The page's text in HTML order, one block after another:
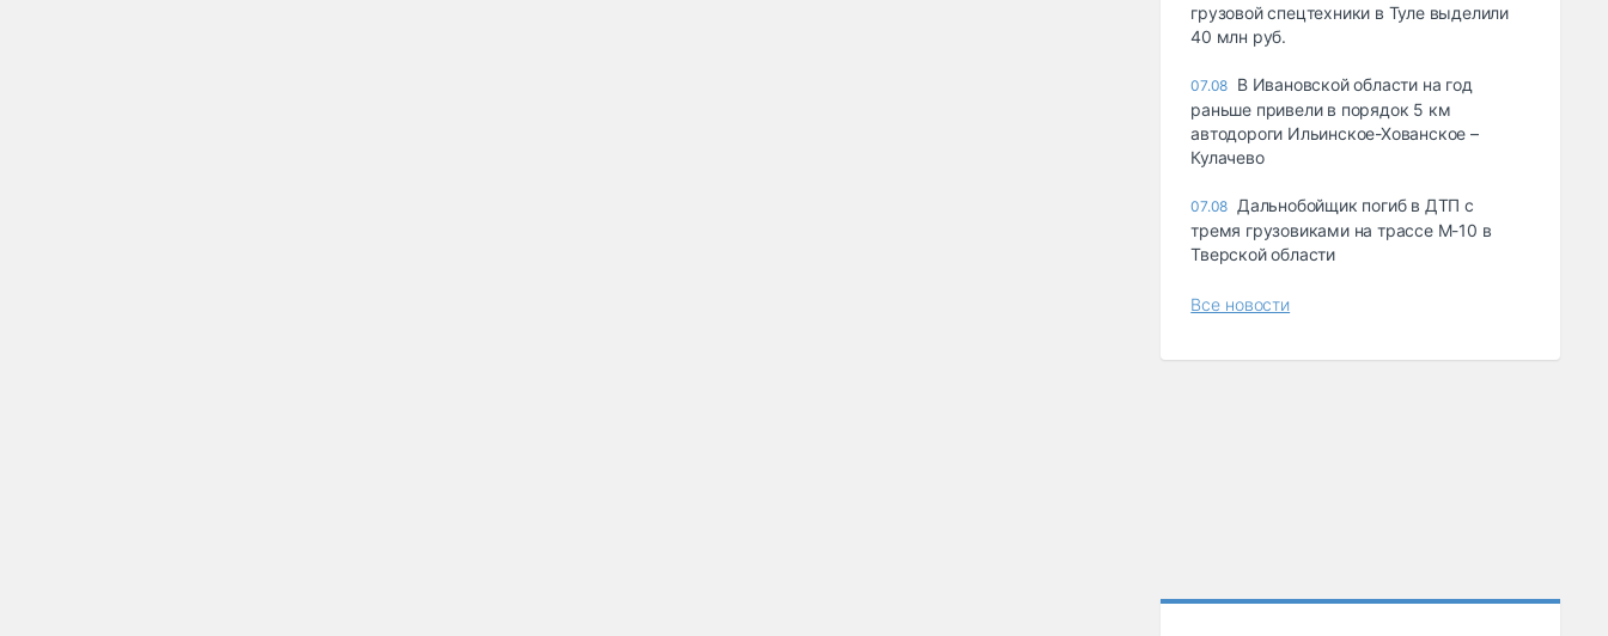
грузовой спецтехники в Туле выделили
40 млн руб.
07.08 В Ивановской области на год
раньше привели в порядок 5 км
автодороги Ильинское-Хованское –
Кулачево
07.08 Дальнобойщик погиб в ДТП с
тремя грузовиками на трассе М-10 в
Тверской области
Все новости